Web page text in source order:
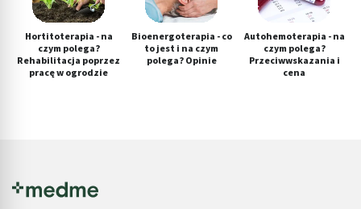
Hortitoterapia - na
czym polega?
Rehabilitacja poprzez
pracę w ogrodzie
Bioenergoterapia - co
to jest i na czym
polega? Opinie
Autohemoterapia - na
czym polega?
Przeciwwskazania i
cena